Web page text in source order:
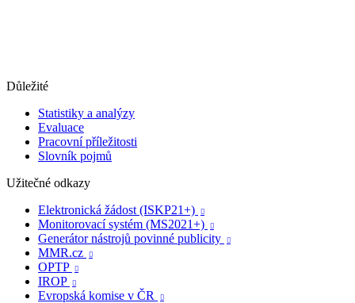
Důležité
Statistiky a analýzy
Evaluace
Pracovní příležitosti
Slovník pojmů
Užitečné odkazy
Elektronická žádost (ISKP21+)

Monitorovací systém (MS2021+) 
Generátor nástrojů povinné publicity 
MMR.cz 
OPTP 
IROP 
Evropská komise v ČR 